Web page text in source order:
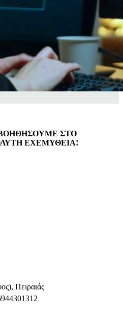
ΣΤΟ
ΕΧΕΜΥΘΕΙΑ!
Πειραιάς